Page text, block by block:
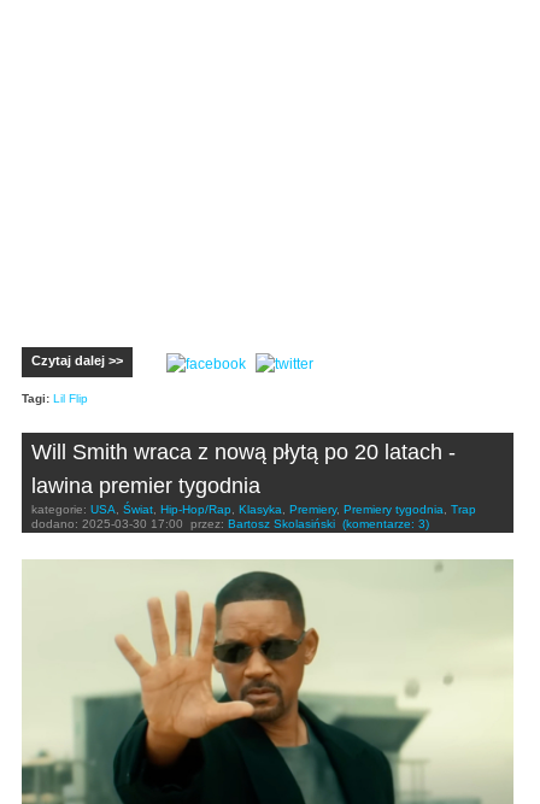
Czytaj dalej >>
Tagi: Lil Flip
Will Smith wraca z nową płytą po 20 latach -
lawina premier tygodnia
kategorie: USA Świat Hip-Hop/Rap Klasyka Premiery, Premiery tygodnia
Trap
dodano: 2025-03-30 17:00 przez: Bartosz Skolasiński (komentarze: 3)